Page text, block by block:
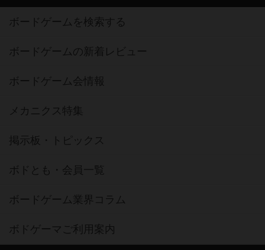
ボードゲームを検索する
ボードゲームの新着レビュー
ボードゲーム会情報
メカニクス特集
掲示板・トピックス
ボドとも・会員一覧
ボードゲーム業界コラム
ボドゲーマご利用案内